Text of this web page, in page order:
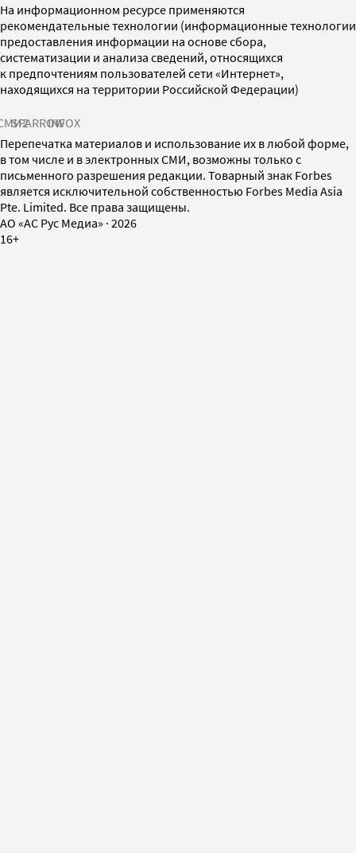
На информационном ресурсе применяются
рекомендательные технологии (информационные технологии
предоставления информации на основе сбора,
систематизации и анализа сведений, относящихся
к предпочтениям пользователей сети «Интернет»,
находящихся на территории Российской Федерации)
SPARROWINFOX
Перепечатка материалов и использование их в любой форме,
в том числе и в электронных СМИ, возможны только с
письменного разрешения редакции. Товарный знак Forbes
является исключительной собственностью Forbes Media Asia
Pte. Limited. Все права защищены.
AO «АС Рус Медиа» · 2026
16+